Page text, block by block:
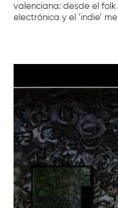
valenciana: desde el
electrónica y el ‘indie’